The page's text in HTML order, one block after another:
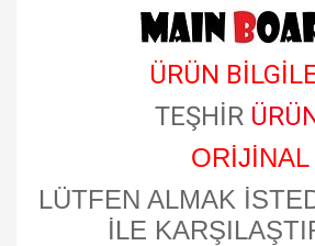
ÜRÜN
TEŞHİR
ORİJİNAL
LÜTFEN ALMAK
İLE